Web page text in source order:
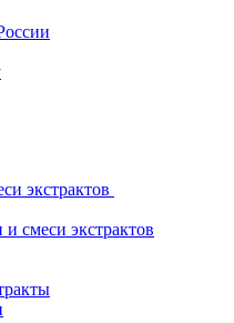
экстрактов
смеси экстрактов